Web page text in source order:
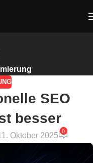
SEO
besser
Oktober 2025
0